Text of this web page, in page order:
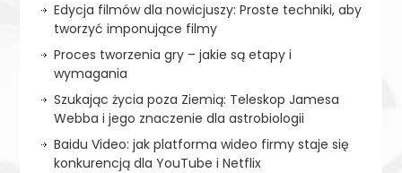
Edycja filmów dla nowicjuszy: Proste techniki, aby
tworzyć imponujące filmy
Proces tworzenia gry – jakie są etapy i
wymagania
Szukając życia poza Ziemią: Teleskop Jamesa
Webba i jego znaczenie dla astrobiologii
Baidu Video: jak platforma wideo firmy staje się
konkurencją dla YouTube i Netflix